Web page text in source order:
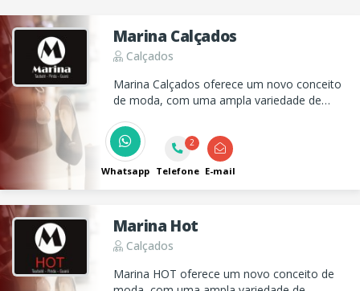
Marina Calçados
Calçados
Marina Calçados oferece um novo conceito
de moda, com uma ampla variedade de
todos os estilos e ocasiões.
Whatsapp
2
Telefone E-mail
Marina Hot
Calçados
Marina HOT oferece um novo conceito de